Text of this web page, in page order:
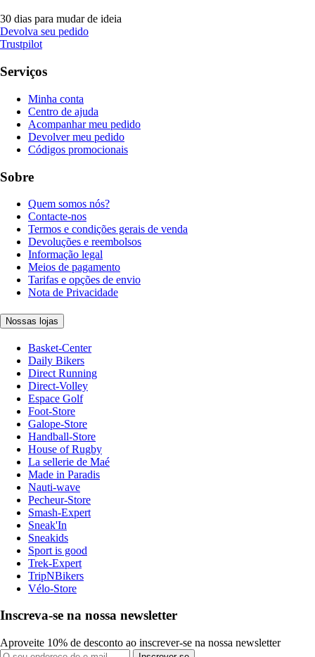
30 dias para mudar de ideia
Devolva seu pedido
Trustpilot
Serviços
Minha conta
Centro de ajuda
Acompanhar meu pedido
Devolver meu pedido
Códigos promocionais
Sobre
Quem somos nós?
Contacte-nos
Termos e condições gerais de venda
Devoluções e reembolsos
Informação legal
Meios de pagamento
Tarifas e opções de envio
Nota de Privacidade
Nossas lojas
Basket-Center
Daily Bikers
Direct Running
Direct-Volley
Espace Golf
Foot-Store
Galope-Store
Handball-Store
House of Rugby
La sellerie de Maé
Made in Paradis
Nauti-wave
Pecheur-Store
Smash-Expert
Sneak'In
Sneakids
Sport is good
Trek-Expert
TripNBikers
Vélo-Store
Inscreva-se na nossa newsletter
Aproveite 10% de desconto ao inscrever-se na nossa newsletter